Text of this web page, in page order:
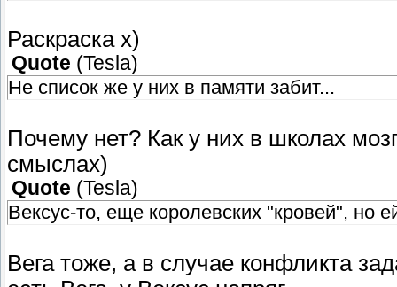
Раскраска х)
Quote (Tesla)
Не список же у них в памяти забит...
Почему нет? Как у них в школах
смыслах)
Quote (Tesla)
Вексус-то, еще королевских "кровей", но
Вега тоже, а в случае конфликта